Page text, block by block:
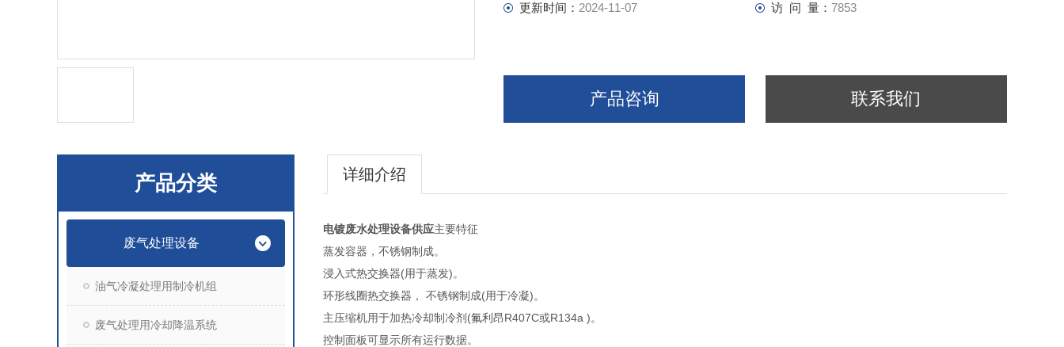
更新时间： 2024-11-07 访 问 量： 7853
产品咨询 联系我们
产品分类
废气处理设备
油气冷凝处理用制冷机组
废气处理用冷却降温系统
详细介绍
电镀废水处理设备供应主要特征
蒸发容器，不锈钢制成。
浸入式热交换器(用于蒸发)。
环形线圈热交换器， 不锈钢制成(用于冷凝)。
主压缩机用于加热冷却制冷剂(氟利昂R407C或R134a )。
控制面板可显示所有运行数据。